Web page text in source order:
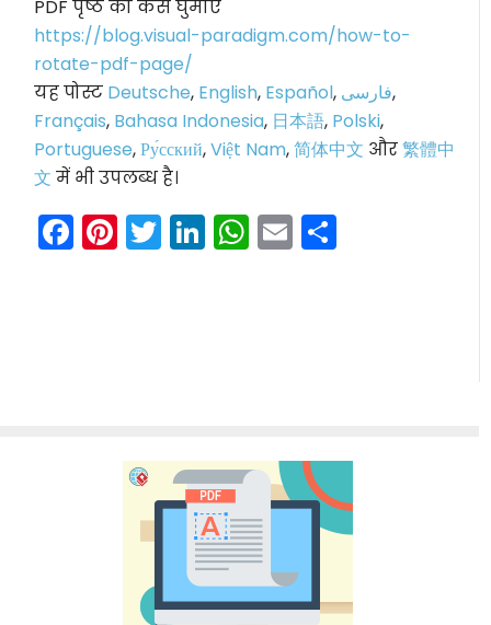
PDF पृष्ठ को कैसे घुमाएं
https://blog.visual-paradigm.com/how-to-
rotate-pdf-page/
यह पोस्ट Deutsche, English, Español, فارسی,
Français, Bahasa Indonesia, 日本語, Polski,
Portuguese,Ру́сский,Việt Nam,简体中文 और繁體中
文 में भी उपलब्ध है।
Facebook
Pinterest
Twitter
LinkedIn
WhatsApp
Email